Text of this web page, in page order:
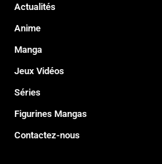
Actualités
Anime
Manga
Jeux Vidéos
Séries
Figurines Mangas
Contactez-nous